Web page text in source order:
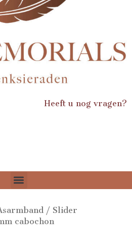
Heeft u nog vragen?
/ Slider
cabochon